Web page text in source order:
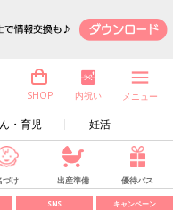
・育児 妊活
SHOP 内祝い メニュー
づけ 出産準備 優待パス
SNS キャンペーン